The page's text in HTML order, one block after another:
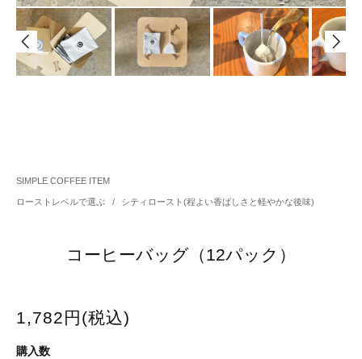
SIMPLE COFFEE ITEM
ローストレベルで選ぶ / シティロースト(程よい香ばしさと軽やかな後味)
コーヒーバッグ（12パック）
1,782円(税込)
購入数